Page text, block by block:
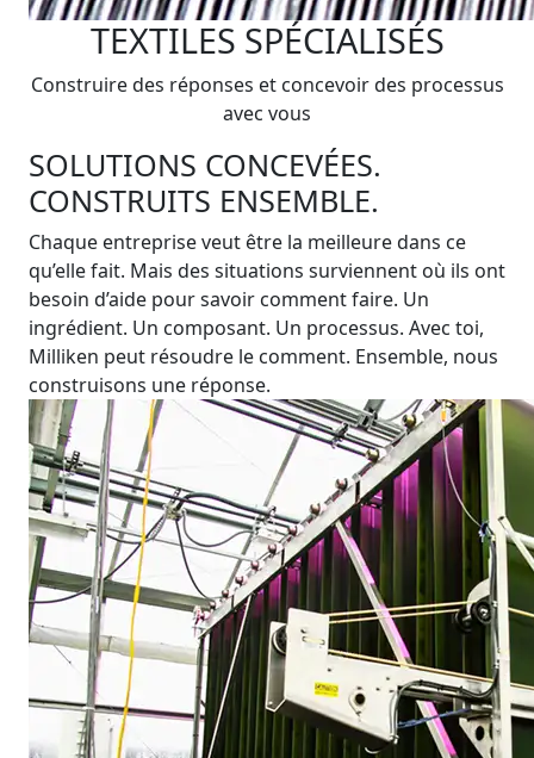
TEXTILES SPÉCIALISÉS
Construire des réponses et concevoir des processus
avec vous
SOLUTIONS CONCEVÉES.
CONSTRUITS ENSEMBLE.
Chaque entreprise veut être la meilleure dans ce
qu’elle fait. Mais des situations surviennent où ils ont
besoin d’aide pour savoir comment faire. Un
ingrédient. Un composant. Un processus. Avec toi,
Milliken peut résoudre le comment. Ensemble, nous
construisons une réponse.